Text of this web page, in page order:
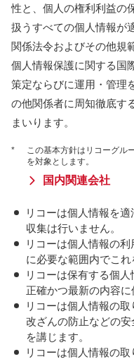
性と、個人の権利利益の
扱うすべての個人情報が
関係法令およびその他規
個人情報保護に関する国
策定ならびに運用・管理
の他関係者に周知徹底す
まいります。
*
この基本方針はリコーグル
を対象とします。
国内関連会社
リコーは個人情報を
収集は行いません。
リコーは個人情報の
に必要な範囲内でこれ
リコーは保有する個
正確かつ最新の内容に
リコーは個人情報の
改ざんの防止などの
を講じます。
リコーは個人情報の取